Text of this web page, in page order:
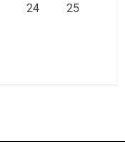
24
25